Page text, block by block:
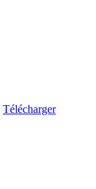
Télécharger